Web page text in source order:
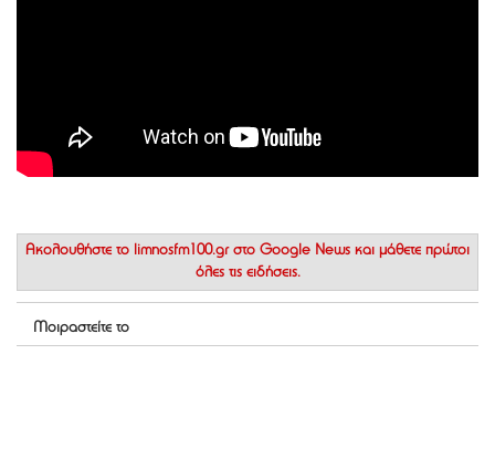
Ακολουθήστε το limnosfm100.gr στο Google News και μάθετε πρώτοι
όλες τις ειδήσεις.
Μοιραστείτε το